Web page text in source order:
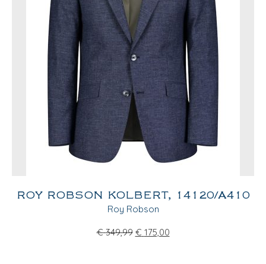
ROY ROBSON KOLBERT, 14120/A410
Roy Robson
€ 349,99 € 175,00